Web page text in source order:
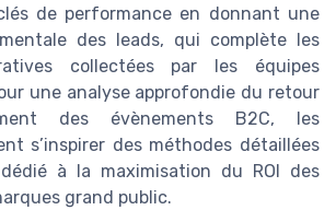
de performance en donnant une
des leads, qui complète les
collectées par les équipes
une analyse approfondie du retour
des évènements B2C, les
s’inspirer des méthodes détaillées
à la maximisation du ROI des
grand public.